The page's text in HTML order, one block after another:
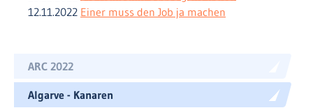
12.11.2022 Einer muss den Job ja machen
ARC 2022
Algarve - Kanaren